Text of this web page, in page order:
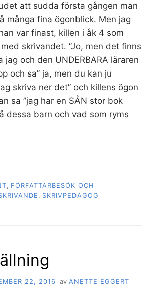
att sudda första gången man
många fina ögonblick. Men jag
var finast, killen i åk 4 som
skrivandet. ”Jo, men det finns
jag och den UNDERBARA läraren
och sa” ja, men du kan ju
skriva ner det” och killens ögon
sa ”jag har en SÅN stor bok
dessa barn och vad som ryms
, FÖRFATTARBESÖK OCH
, SKRIVPEDAGOG
22, 2016 av ANETTE EGGERT